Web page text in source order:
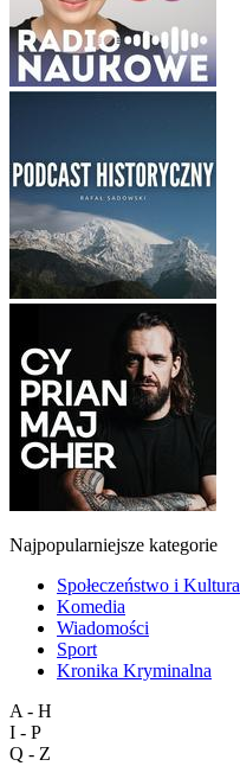
Najpopularniejsze kategorie
Społeczeństwo i Kultura
Komedia
Wiadomości
Sport
Kronika Kryminalna
A - H
I - P
Q - Z